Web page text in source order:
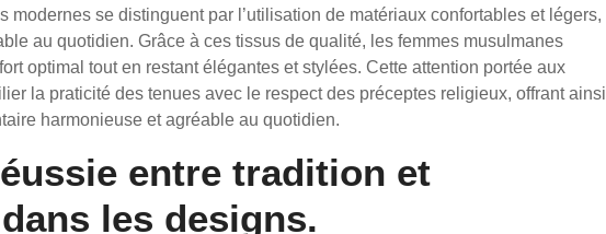
modernes se distinguent par l’utilisation de matériaux confortables et légers,
au quotidien. Grâce à ces tissus de qualité, les femmes musulmanes
optimal tout en restant élégantes et stylées. Cette attention portée aux
la praticité des tenues avec le respect des préceptes religieux, offrant ainsi
harmonieuse et agréable au quotidien.
entre tradition et
les designs.